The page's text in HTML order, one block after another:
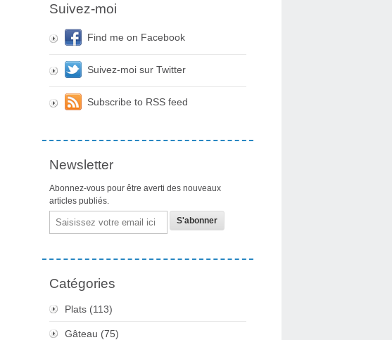
Suivez-moi
Find me on Facebook
Suivez-moi sur Twitter
Subscribe to RSS feed
Newsletter
Abonnez-vous pour être averti des nouveaux
articles publiés.
Email
Catégories
Plats (113)
Gâteau (75)